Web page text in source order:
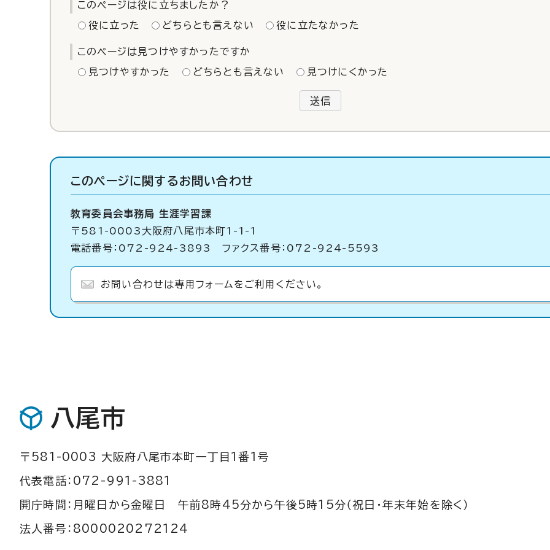
このページは役に立ちましたか？
役に立った どちらとも言えない 役に立たなかった
このページは見つけやすかったですか
見つけやすかった どちらとも言えない 見つけにくかった
送信
このページに関するお問い合わせ
教育委員会事務局 生涯学習課
〒581-0003大阪府八尾市本町1-1-1
電話番号：072-924-3893 ファクス番号：072-924-5593
お問い合わせは専用フォームをご利用ください。
八尾市
〒581-0003 大阪府八尾市本町一丁目1番1号
代表電話：072-991-3881
開庁時間：月曜日から金曜日 午前8時45分から午後5時15分（祝日・年末年始を除く）
法人番号：8000020272124